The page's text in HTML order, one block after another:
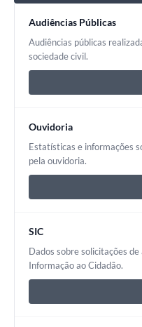
Audiências Públicas
Audiências públicas
sociedade civil.
Ouvidoria
Estatísticas e informações
pela ouvidoria.
SIC
Dados sobre solicitações
Informação ao Cidadão.